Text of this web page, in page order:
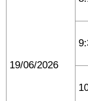
19/06/2026